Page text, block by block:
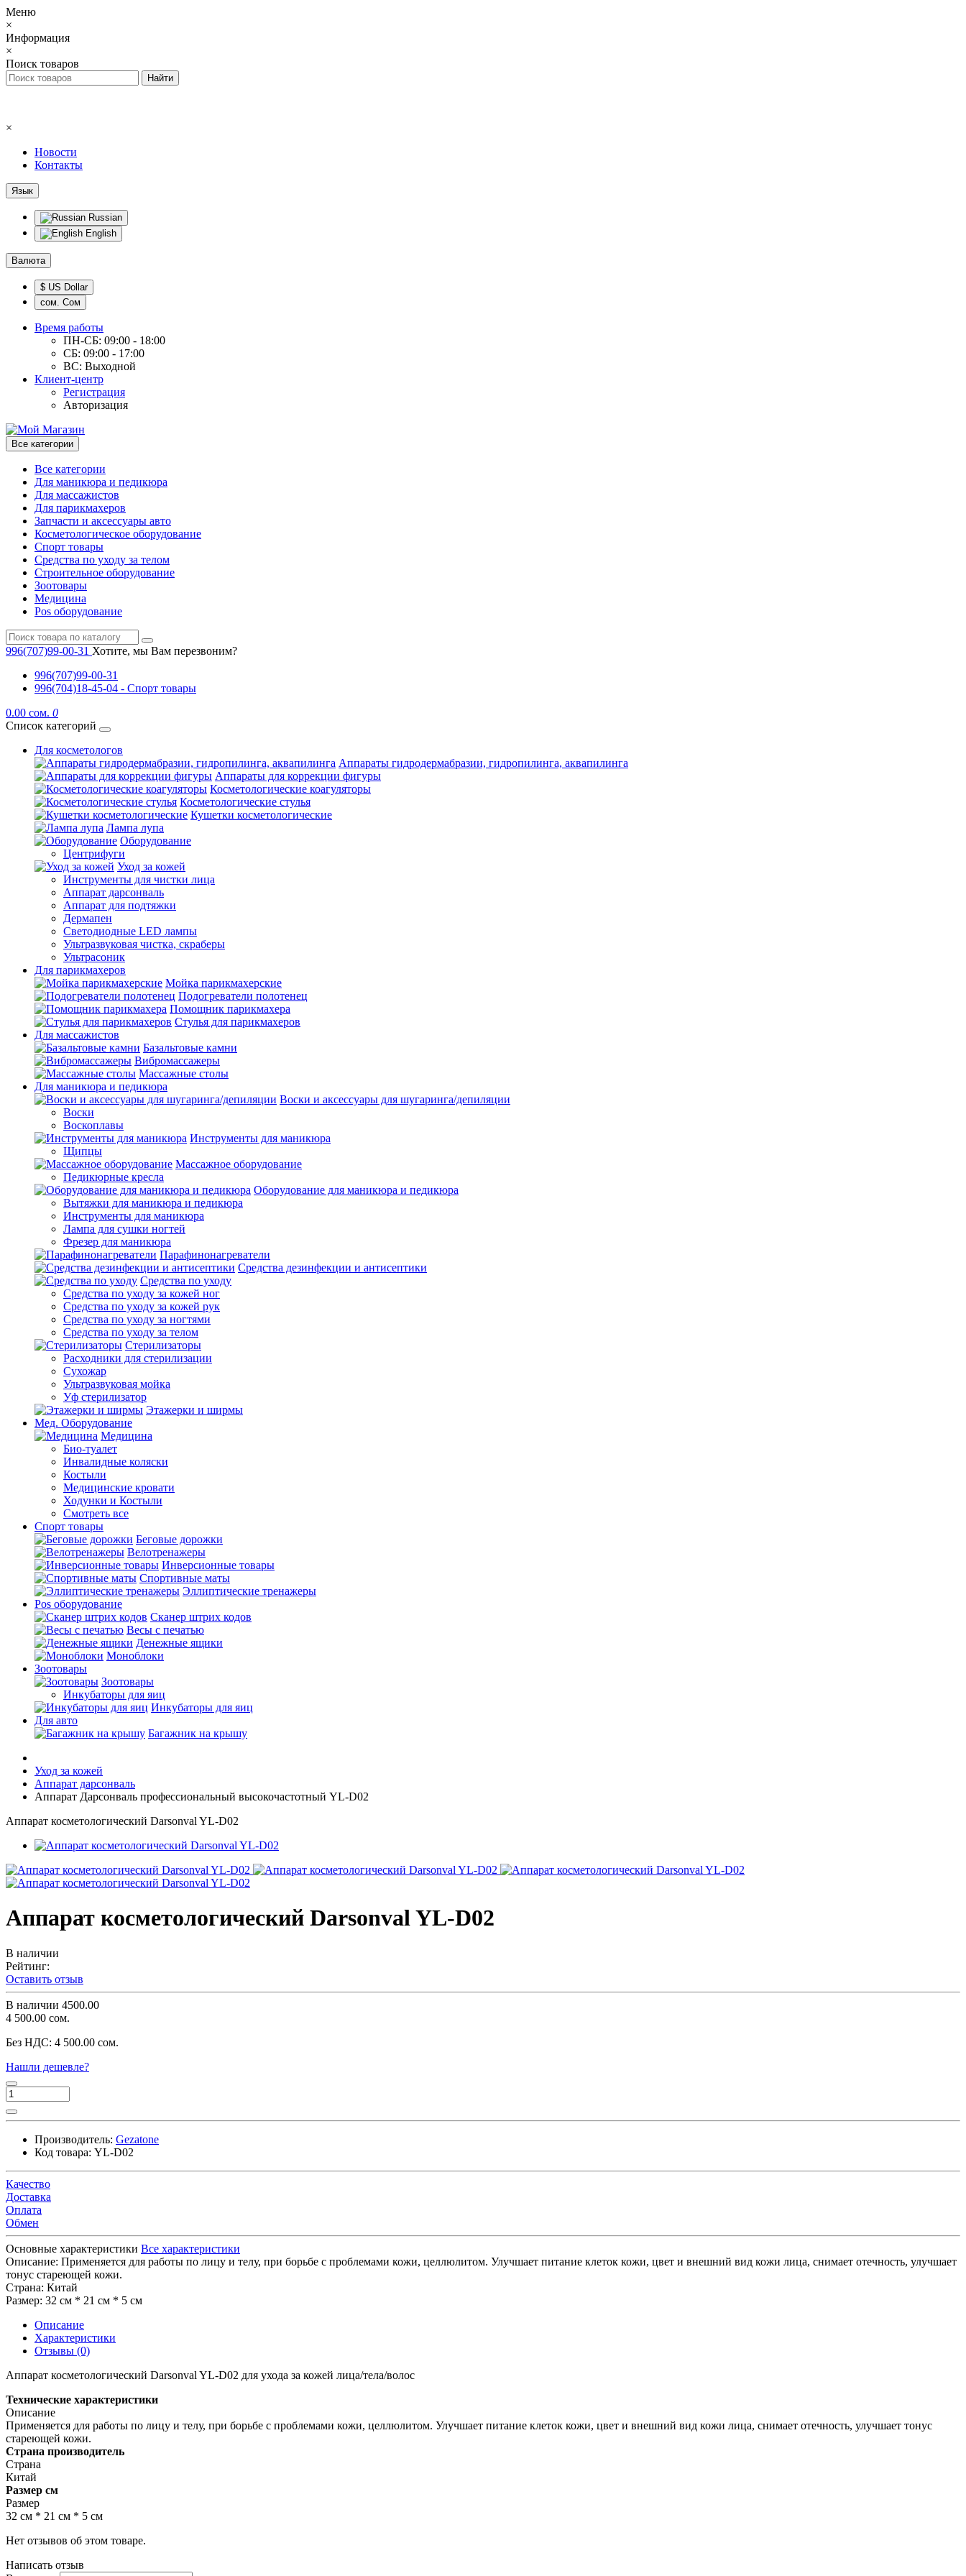
Меню
×
Информация
×
Поиск товаров
×
Новости
Контакты
Язык
Russian
English
Валюта
$ US Dollar
сом. Сом
Время работы
ПН-СБ: 09:00 - 18:00
СБ: 09:00 - 17:00
ВС: Выходной
Клиент-центр
Регистрация
Авторизация
Все категории
Все категории
Для маникюра и педикюра
Для массажистов
Для парикмахеров
Запчасти и аксессуары авто
Косметологическое оборудование
Спорт товары
Средства по уходу за телом
Строительное оборудование
Зоотовары
Медицина
Pos оборудование
996(707)99-00-31 Хотите, мы Вам перезвоним?
996(707)99-00-31
996(704)18-45-04 - Спорт товары
0.00 сом. 0
Список категорий
Для косметологов
Аппараты гидродермабразии, гидропилинга, аквапилинга
Аппараты для коррекции фигуры
Косметологические коагуляторы
Косметологические стулья
Кушетки косметологические
Лампа лупа
Оборудование
Центрифуги
Уход за кожей
Инструменты для чистки лица
Аппарат дарсонваль
Аппарат для подтяжки
Дермапен
Светодиодные LED лампы
Ультразвуковая чистка, скраберы
Ультрасоник
Для парикмахеров
Мойка парикмахерские
Подогреватели полотенец
Помощник парикмахера
Стулья для парикмахеров
Для массажистов
Базальтовые камни
Вибромассажеры
Массажные столы
Для маникюра и педикюра
Воски и аксессуары для шугаринга/депиляции
Воски
Воскоплавы
Инструменты для маникюра
Щипцы
Массажное оборудование
Педикюрные кресла
Оборудование для маникюра и педикюра
Вытяжки для маникюра и педикюра
Инструменты для маникюра
Лампа для сушки ногтей
Фрезер для маникюра
Парафинонагреватели
Средства дезинфекции и антисептики
Средства по уходу
Средства по уходу за кожей ног
Средства по уходу за кожей рук
Средства по уходу за ногтями
Средства по уходу за телом
Стерилизаторы
Расходники для стерилизации
Сухожар
Ультразвуковая мойка
Уф стерилизатор
Этажерки и ширмы
Мед. Оборудование
Медицина
Био-туалет
Инвалидные коляски
Костыли
Медицинские кровати
Ходунки и Костыли
Смотреть все
Спорт товары
Беговые дорожки
Велотренажеры
Инверсионные товары
Спортивные маты
Эллиптические тренажеры
Pos оборудование
Cканер штрих кодов
Весы с печатью
Денежные ящики
Моноблоки
Зоотовары
Зоотовары
Инкубаторы для яиц
Инкубаторы для яиц
Для авто
Багажник на крышу
Уход за кожей
Аппарат дарсонваль
Аппарат Дарсонваль профессиональный высокочастотный YL-D02
Аппарат косметологический Darsonval YL-D02
Аппарат косметологический Darsonval YL-D02
В наличии
Рейтинг:
Оставить отзыв
В наличии 4500.00
4 500.00 сом.
Без НДС: 4 500.00 сом.
Нашли дешевле?
Производитель: Gezatone
Код товара: YL-D02
Качество
Доставка
Оплата
Обмен
Основные характеристики Все характеристики
Описание: Применяется для работы по лицу и телу, при борьбе с проблемами кожи, целлюлитом. Улучшает питание клеток кожи, цвет и внешний вид кожи лица, снимает отечность, улучшает
тонус стареющей кожи.
Страна: Китай
Размер: 32 см * 21 см * 5 см
Описание
Характеристики
Отзывы (0)
Аппарат косметологический Darsonval YL-D02 для ухода за кожей лица/тела/волос
Технические характеристики
Описание
Применяется для работы по лицу и телу, при борьбе с проблемами кожи, целлюлитом. Улучшает питание клеток кожи, цвет и внешний вид кожи лица, снимает отечность, улучшает тонус
стареющей кожи.
Страна производитель
Страна
Китай
Размер см
Размер
32 см * 21 см * 5 см
Нет отзывов об этом товаре.
Написать отзыв